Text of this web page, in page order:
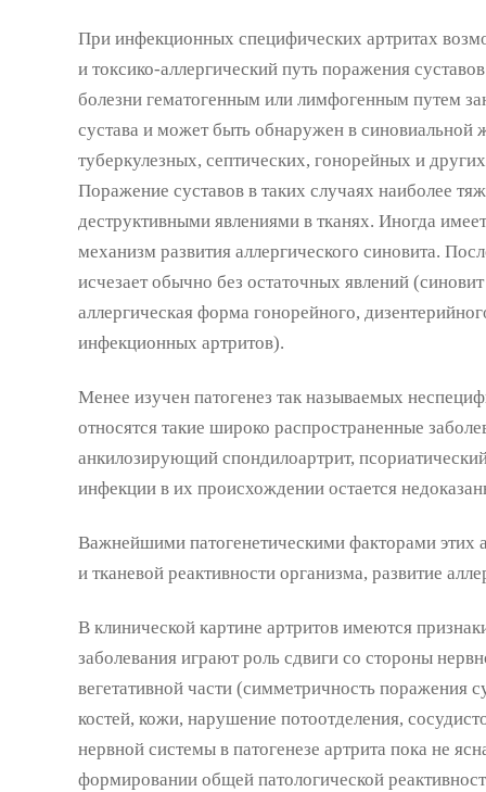
При инфекционных специфических артритах
и токсико-аллергический путь поражения
болезни гематогенным или лимфогенным путем
сустава и может быть обнаружен в синовиальной
туберкулезных, септических, гонорейных и
Поражение суставов в таких случаях наиболее
деструктивными явлениями в тканях. Иногда
механизм развития аллергического синовита.
исчезает обычно без остаточных явлений
аллергическая форма гонорейного,
инфекционных артритов).
Менее изучен патогенез так называемых
относятся такие широко распространенные
анкилозирующий спондилоартрит,
инфекции в их происхождении остается
Важнейшими патогенетическими факторами этих
и тканевой реактивности организма, развитие
В клинической картине артритов имеются
заболевания играют роль сдвиги со стороны
вегетативной части (симметричность поражения
костей, кожи, нарушение потоотделения,
нервной системы в патогенезе артрита пока не
формировании общей патологической